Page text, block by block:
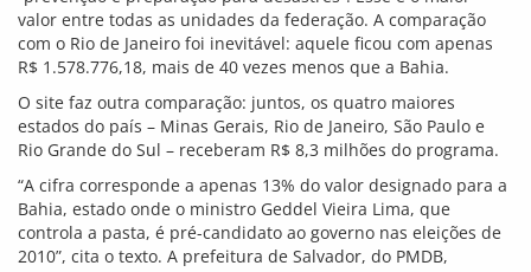
0
6 de janeiro de 2010, 14:18 / Anderson BLOG
@blogdoanderson
Cada um dos 63 deputados estaduais da Bahia passará a
custar, por mês, R$108 mil aos cofres públicos em 2010,
depois que conseguiram aumentar o valor da verba
indenizatória de R$15 mil para R$29.259,38, a mesma paga
aos parlamentares do estado na Câmara Federal. O reajuste
foi publicado do Diário Oficial do Poder Legislativo em 31 de
dezembro, quando grande parte da sociedade estava
envolvida com as festas de fim de ano.